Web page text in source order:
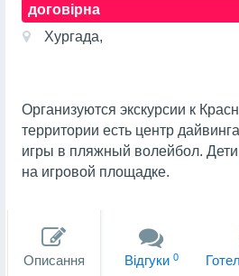
договірна
Хургада,
Организуются экскурсии к
территории есть центр
игры в пляжный волейбол. Дети
на игровой площадке.
Описання Вiдгуки 0